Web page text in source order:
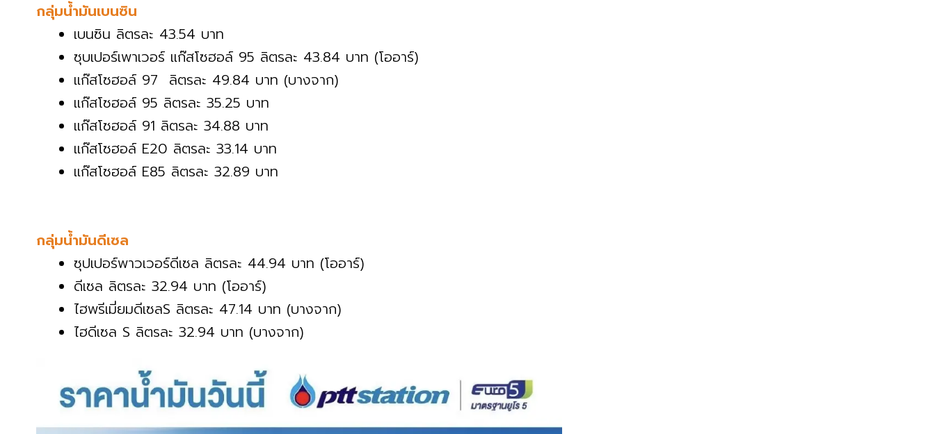
กลุ่มน้ำมันเบนซิน
เบนซิน ลิตรละ 43.54 บาท
ซุบเปอร์เพาเวอร์ แก๊สโซฮอล์ 95 ลิตรละ 43.84 บาท (โออาร์)
แก๊สโซฮอล์ 97 ลิตรละ 49.84 บาท (บางจาก)
แก๊สโซฮอล์ 95 ลิตรละ 35.25 บาท
แก๊สโซฮอล์ 91 ลิตรละ 34.88 บาท
แก๊สโซฮอล์ E20 ลิตรละ 33.14 บาท
แก๊สโซฮอล์ E85 ลิตรละ 32.89 บาท
กลุ่มน้ำมันดีเซล
ซุปเปอร์พาวเวอร์ดีเซล ลิตรละ 44.94 บาท (โออาร์)
ดีเซล ลิตรละ 32.94 บาท (โออาร์)
ไฮพรีเมี่ยมดีเซลS ลิตรละ 47.14 บาท (บางจาก)
ไฮดีเซล S ลิตรละ 32.94 บาท (บางจาก)